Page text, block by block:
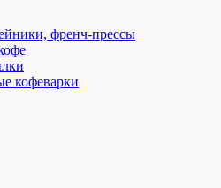
френч-прессы
кофеварки